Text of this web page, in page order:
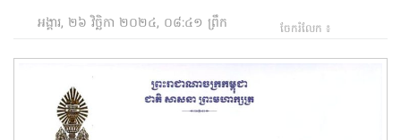
អង្គារ, ២៦ វិច្ឆិកា ២០២៤, ០៨:៤១ ព្រឹក ចែករំលែក ៖